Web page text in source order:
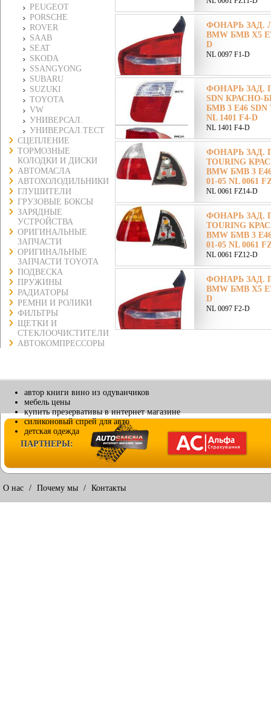
PEUGEOT
PORSCHE
ROVER
SAAB
SEAT
SKODA
SSANGYONG
SUBARU
SUZUKI
TOYOTA
VW
УНИВЕРСАЛ.
УНИВЕРСАЛ.ТЕСТ
СЦЕПЛЕНИЕ
ТОРМОЗНЫЕ
КОЛОДКИ И ДИСКИ
АВТОМАСЛА
АВТОХОЛОДИЛЬНИКИ
ГЛУШИТЕЛИ
ГРУЗОВЫЕ БОКСЫ
ЗАРЯДНЫЕ
УСТРОЙСТВА
ОРИГИНАЛЬНЫЕ
ЗАПЧАСТИ
ОРИГИНАЛЬНЫЕ
ЗАПЧАСТИ TOYOTA
ПОДВЕСКА
ПРУЖИНЫ
РАДИАТОРЫ
РЕМНИ И РОЛИКИ
ФИЛЬТРЫ
ЩЕТКИ И
СТЕКЛООЧИСТИТЕЛИ
АВТОКОМПРЕССОРЫ
ФОНАРЬ ЗАД.
BMW БМВ X5
D
NL 0097 F1-D
ФОНАРЬ ЗАД.
SDN КРАСНО-
БМВ 3 E46 SDN
NL 1401 F4-D
NL 1401 F4-D
ФОНАРЬ ЗАД.
TOURING
BMW БМВ 3
01-05 NL 0061
NL 0061 FZ14-D
ФОНАРЬ ЗАД.
TOURING
BMW БМВ 3
01-05 NL 0061
NL 0061 FZ12-D
ФОНАРЬ ЗАД.
BMW БМВ X5
D
NL 0097 F2-D
автор книги вино из одуванчиков
мебель цены
купить презервативы в интернет магазине
силиконовый спрей для авто
детская одежда
ПАРТНЕРЫ:
О нас / Почему мы / Контакты